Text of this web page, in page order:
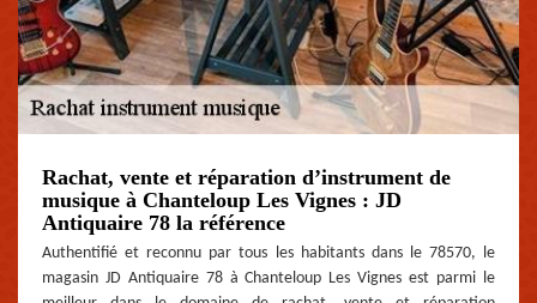
Rachat, vente et réparation d’instrument de
musique à Chanteloup Les Vignes : JD
Antiquaire 78 la référence
Authentifié et reconnu par tous les habitants dans le 78570, le
magasin JD Antiquaire 78 à Chanteloup Les Vignes est parmi le